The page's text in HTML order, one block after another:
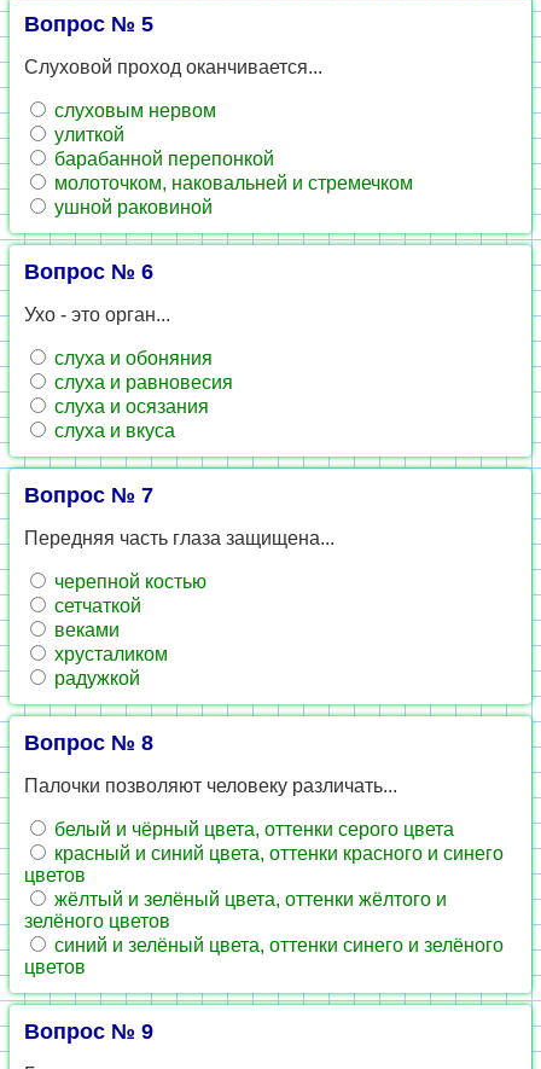
Вопрос № 5
Слуховой проход оканчивается...
слуховым нервом
улиткой
барабанной перепонкой
молоточком, наковальней и стремечком
ушной раковиной
Вопрос № 6
Ухо - это орган...
слуха и обоняния
слуха и равновесия
слуха и осязания
слуха и вкуса
Вопрос № 7
Передняя часть глаза защищена...
черепной костью
сетчаткой
веками
хрусталиком
радужкой
Вопрос № 8
Палочки позволяют человеку различать...
белый и чёрный цвета, оттенки серого цвета
красный и синий цвета, оттенки красного и синего
цветов
жёлтый и зелёный цвета, оттенки жёлтого и
зелёного цветов
синий и зелёный цвета, оттенки синего и зелёного
цветов
Вопрос № 9